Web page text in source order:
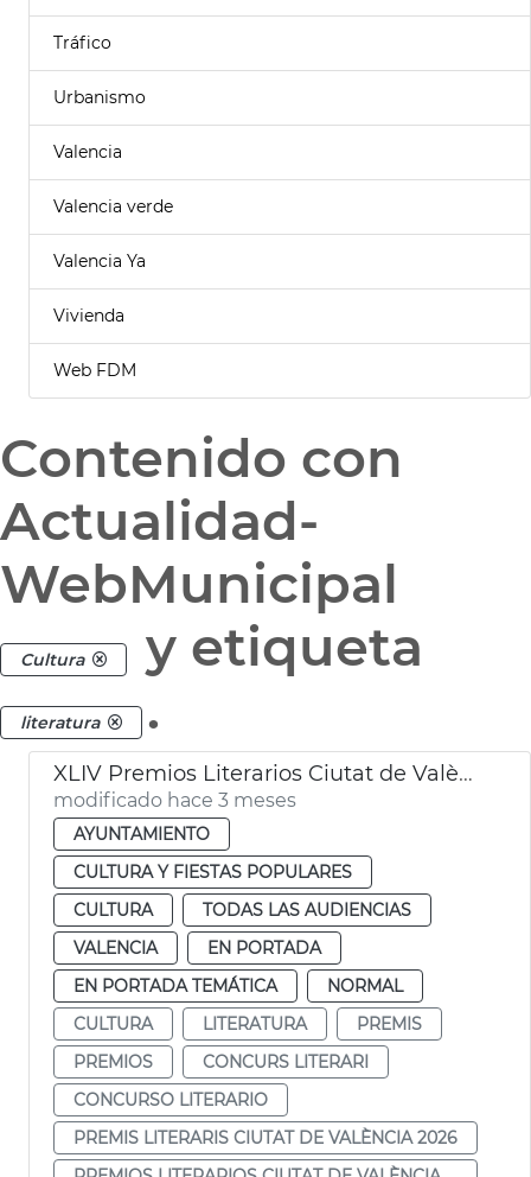
Tráfico
Urbanismo
Valencia
Valencia verde
Valencia Ya
Vivienda
Web FDM
Contenido con
Actualidad-
WebMunicipal
Cultura y etiqueta
literatura .
XLIV Premios Literarios Ciutat de València 2026
modificado hace 3 meses
AYUNTAMIENTO
CULTURA Y FIESTAS POPULARES
CULTURA
TODAS LAS AUDIENCIAS
VALENCIA
EN PORTADA
EN PORTADA TEMÁTICA
NORMAL
CULTURA
LITERATURA
PREMIS
PREMIOS
CONCURS LITERARI
CONCURSO LITERARIO
PREMIS LITERARIS CIUTAT DE VALÈNCIA 2026